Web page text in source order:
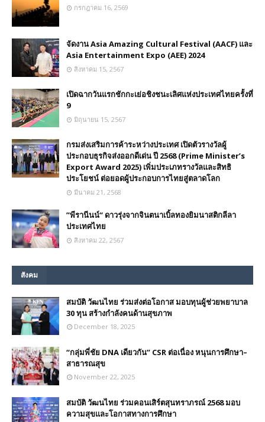
กรกฎาคม 16, 2569
จัดงาน Asia Amazing Cultural Festival (AACF) และ
Asia Entertainment Expo (AEE) 2024
สิงหาคม 15, 2567
เปิดฉากวันแรกชักกะเย่อชิงชนะเลิศแห่งประเทศไทยครั้งที่
9
มิถุนายน 15, 2567
กรมส่งเสริมการค้าระหว่างประเทศ เปิดตัวรางวัลผู้
ประกอบธุรกิจส่งออกดีเด่น ปี 2568 (Prime Minister’s
Export Award 2025) เพิ่มประเภทรางวัลและสิทธิ
ประโยชน์ ต่อยอดผู้ประกอบการไทยสู่ตลาดโลก
มีนาคม 21, 2568
”พีรานีนน์“​ ดาวรุ่งจากจินตนาเบิ้ลทองยิมนาสติกลีลา
ประเทศไทย
สิงหาคม 22, 2567
สังคม
สมบัติ วัฒนไทย ร่วมส่งต่อโอกาส มอบทุนผู้ช่วยพยาบาล
30 ทุน สร้างกำลังคนด้านสุขภาพ
December 18, 2025
“กลุ่มพี่ชัย DNA เดียวกัน” CSR ต่อเนื่อง หนุนการศึกษา–
สาธารณสุข
November 22, 2025
สมบัติ วัฒนไทย ร่วมคอนเสิร์ตสุนทราภรณ์ 2568 มอบ
ความสุขและโอกาสทางการศึกษา